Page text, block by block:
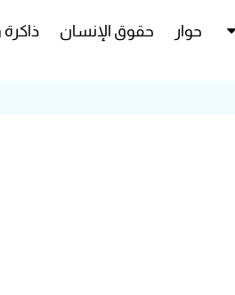
حوار حقوق الإنسان ذاكرة